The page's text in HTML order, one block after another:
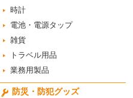
時計
電池・電源タップ
雑貨
トラベル用品
業務用製品
防災・防犯グッズ